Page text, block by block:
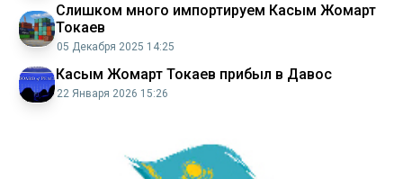
Слишком много импортируем Касым Жомарт
Токаев
05 Декабря 2025 14:25
Касым Жомарт Токаев прибыл в Давос
22 Января 2026 15:26